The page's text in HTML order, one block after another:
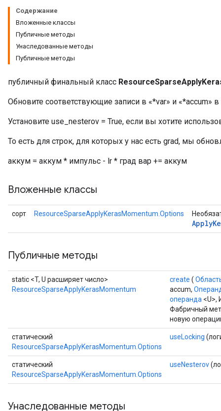
Содержание
Вложенные классы
Публичные методы
Унаследованные методы
Публичные методы
публичный финальный класс
Обновите соответствующие записи в «*var» и «*accum»
Установите use_nesterov = True, если вы хотите
То есть для строк, для которых у нас есть grad, мы
аккум = аккум * импульс - lr * град вар += аккум
Вложенные классы
сорт ResourceSparseApplyKerasMomentum.Options
Apply
Публичные методы
static <T, U расширяет число>
ResourceSparseApplyKerasMomentum
create (
accum,
операнда <U>,
Фабричный
новую
статический
ResourceSparseApplyKerasMomentum.Options
useLocking
статический
ResourceSparseApplyKerasMomentum.Options
useNesterov
Унаследованные методы